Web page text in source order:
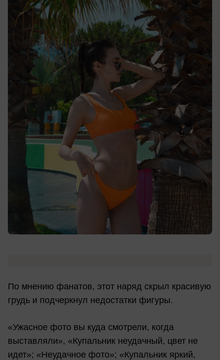
По мнению фанатов, этот наряд скрыл красивую
грудь и подчеркнул недостатки фигуры.
«Ужасное фото вы куда смотрели, когда
выставляли», «Купальник неудачный, цвет не
идет»; «Неудачное фото»; «Купальник яркий,